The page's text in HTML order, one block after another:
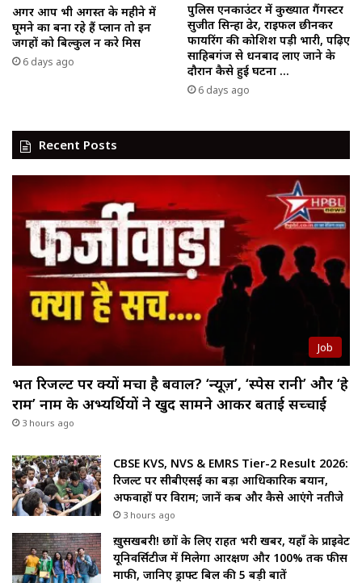
अगर आप भी अगस्त के महीने में
घूमने का बना रहे हैं प्लान तो इन
जगहों को बिल्कुल न करे मिस
6 days ago
पुलिस एनकाउंटर में कुख्यात गैंगस्टर
सुजीत सिन्हा ढेर, राइफल छीनकर
फायरिंग की कोशिश पड़ी भारी, पढ़िए
साहिबगंज से धनबाद लाए जाने के
दौरान कैसे हुई घटना …
6 days ago
Recent Posts
Job
भर्ती रिजल्ट पर क्यों मचा है बवाल? ‘न्यूज़’, ‘स्पेस रानी’ और ‘हे
राम’ नाम के अभ्यर्थियों ने खुद सामने आकर बताई सच्चाई
3 hours ago
CBSE KVS, NVS & EMRS Tier-2 Result 2026:
रिजल्ट पर सीबीएसई का बड़ा आधिकारिक बयान,
अफवाहों पर विराम; जानें कब और कैसे आएंगे नतीजे
3 hours ago
ख़ुसखबरी! छात्रों के लिए राहत भरी खबर, यहाँ के प्राइवेट
यूनिवर्सिटीज में मिलेगा आरक्षण और 100% तक फीस
माफी, जानिए ड्राफ्ट बिल की 5 बड़ी बातें